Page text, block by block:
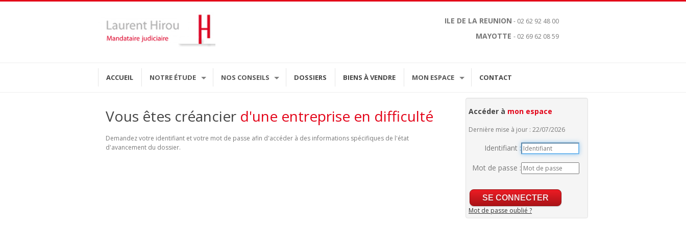
ILE DE LA REUNION - 02 62 92 48 00
MAYOTTE- 02 69 62 08 59
ACCUEIL NOTRE ÉTUDE NOS CONSEILS DOSSIERS BIENS À VENDRE MON ESPACE CONTACT
Accéder à mon espace
Dernière mise à jour : 22/07/2026
Identifiant :
Mot de passe :
Mot de passe oublié ?
Vous êtes créancier d'une entreprise en difficulté
Demandez votre identifiant et votre mot de passe afin d'accéder à des informations spécifiques de l'état
d'avancement du dossier.